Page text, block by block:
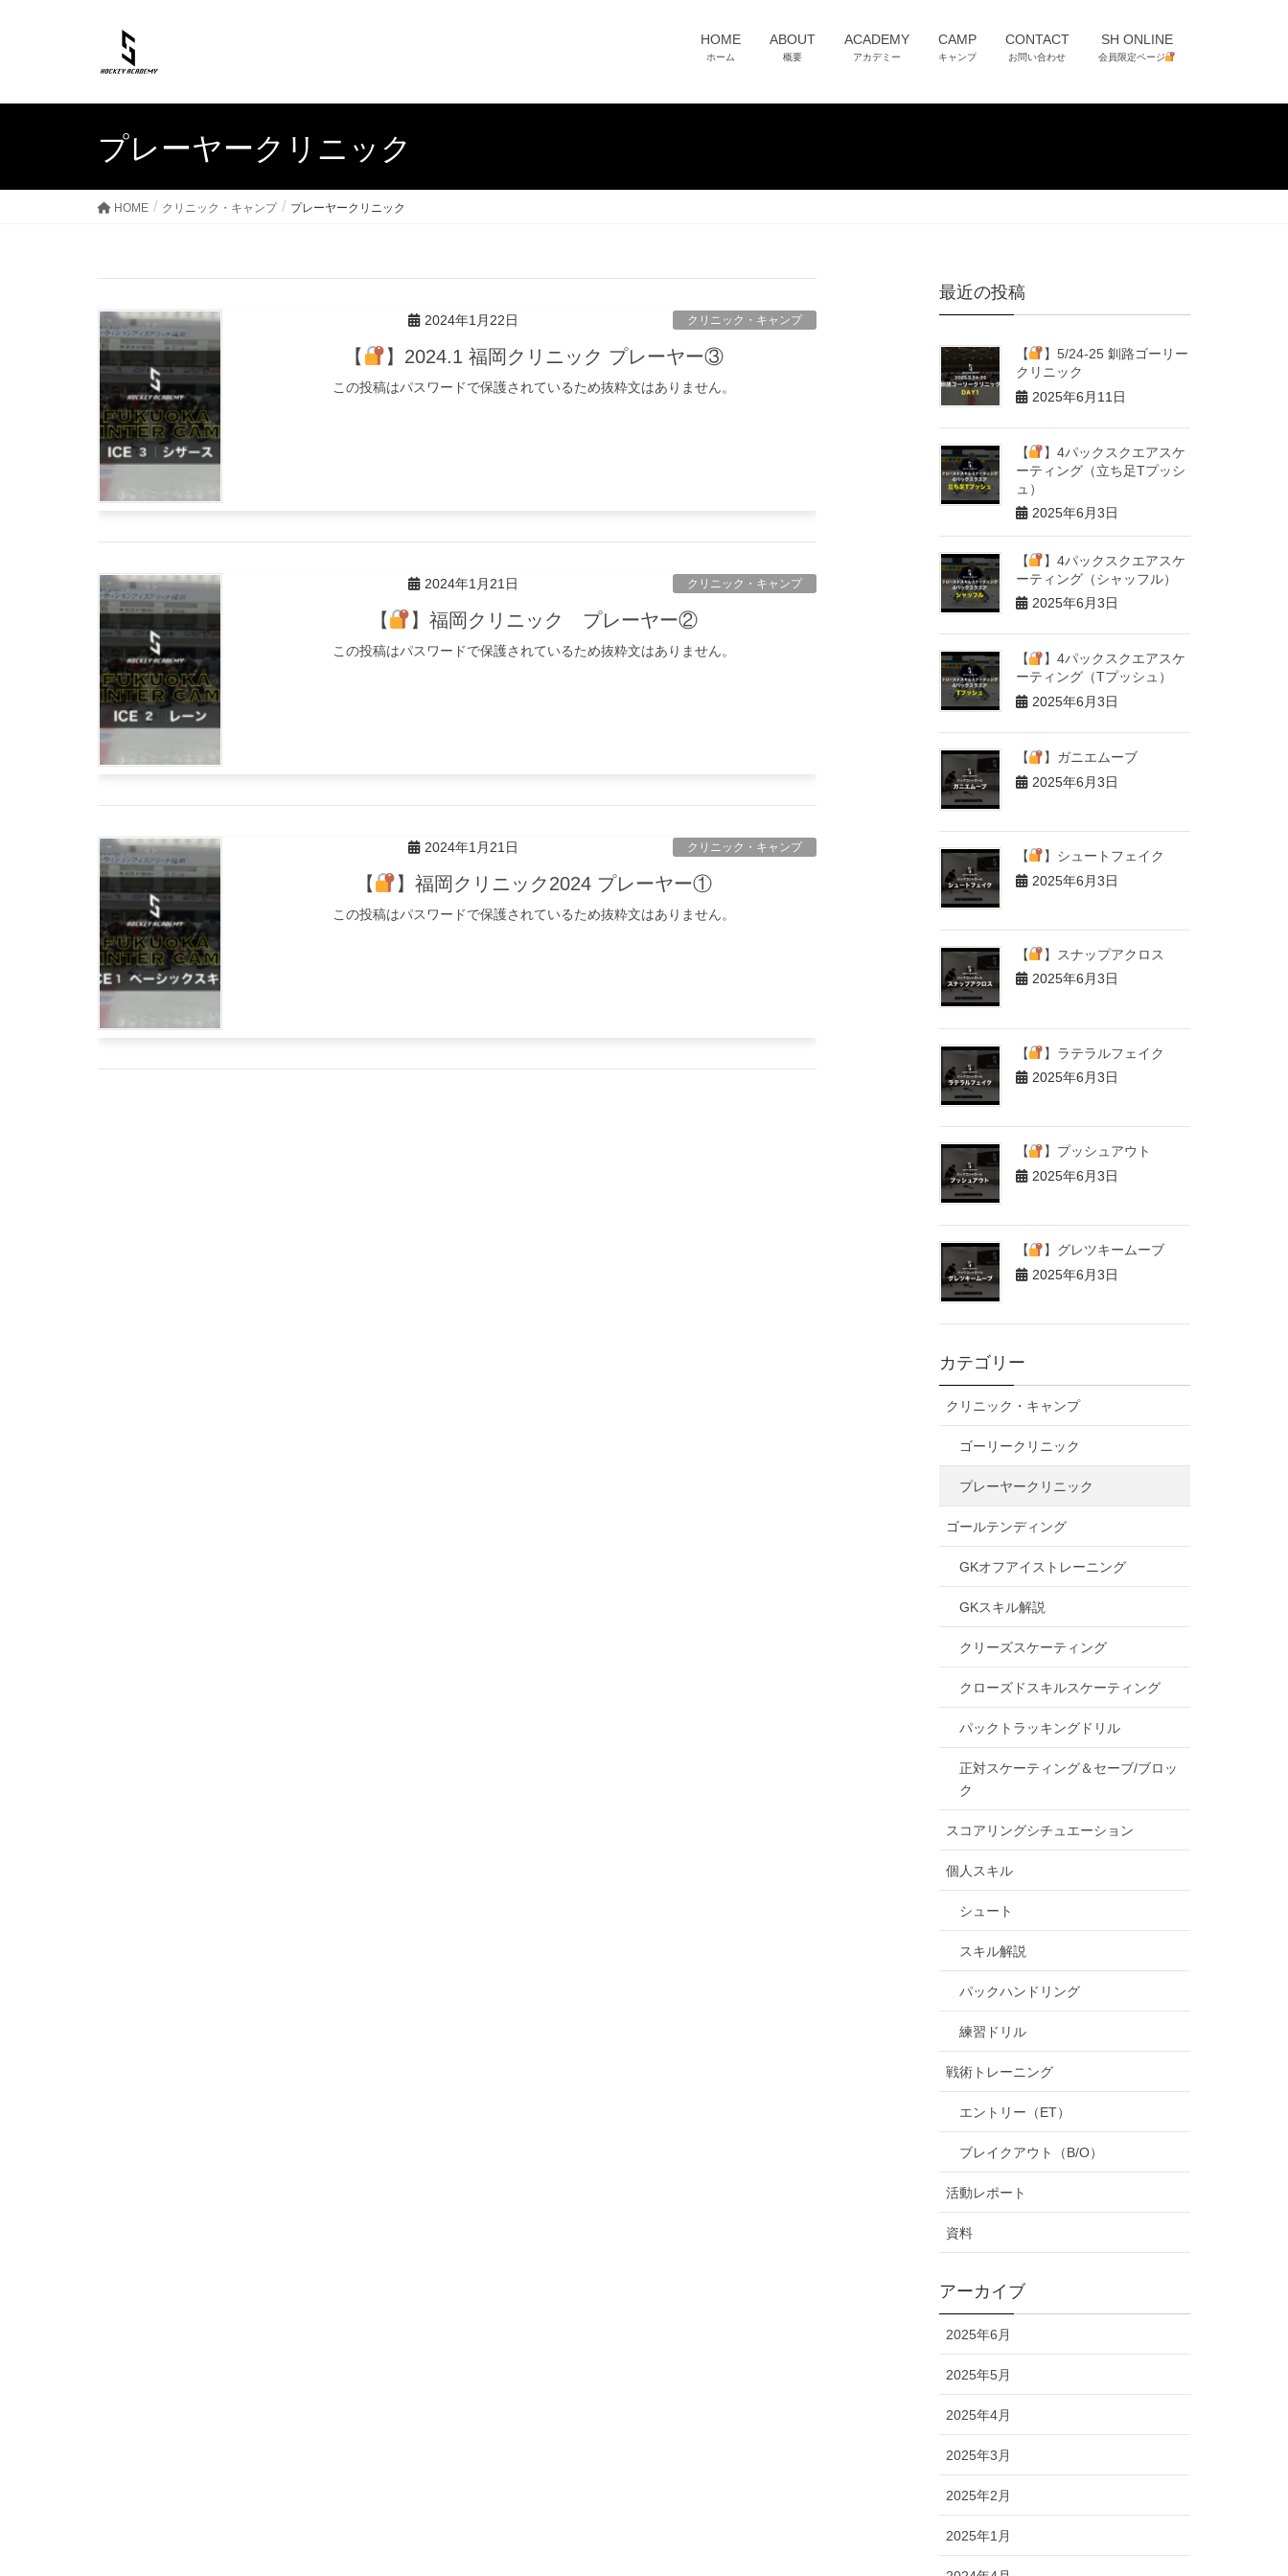
HOME
ホーム
ABOUT
概要
ACADEMY
アカデミー
CAMP
キャンプ
CONTACT
お問い合わせ
SH ONLINE
会員限定ページ
プレーヤークリニック
HOME クリニック・キャンプ プレーヤークリニック
2024年1月22日 クリニック・キャンプ
【 】2024.1 福岡クリニック プレーヤー③
この投稿はパスワードで保護されているため抜粋文はありません。
2024年1月21日 クリニック・キャンプ
【 】福岡クリニック プレーヤー②
この投稿はパスワードで保護されているため抜粋文はありません。
2024年1月21日 クリニック・キャンプ
【 】福岡クリニック2024 プレーヤー①
この投稿はパスワードで保護されているため抜粋文はありません。
最近の投稿
【
】5/24-25 釧路ゴーリー
クリニック
2025年6月11日
【
】4パックスクエアスケ
ーティング（立ち足Tプッシ
ュ）
2025年6月3日
【
】4パックスクエアスケ
ーティング（シャッフル）
2025年6月3日
【
】4パックスクエアスケ
ーティング（Tプッシュ）
2025年6月3日
【
】ガニエムーブ
2025年6月3日
【
】シュートフェイク
2025年6月3日
【
】スナップアクロス
2025年6月3日
【
】ラテラルフェイク
2025年6月3日
【
】プッシュアウト
2025年6月3日
【
】グレツキームーブ
2025年6月3日
カテゴリー
クリニック・キャンプ
ゴーリークリニック
プレーヤークリニック
ゴールテンディング
GKオフアイストレーニング
GKスキル解説
クリーズスケーティング
クローズドスキルスケーティング
パックトラッキングドリル
正対スケーティング＆セーブ/ブロッ
ク
スコアリングシチュエーション
個人スキル
シュート
スキル解説
パックハンドリング
練習ドリル
戦術トレーニング
エントリー（ET）
ブレイクアウト（B/O）
活動レポート
資料
アーカイブ
2025年6月
2025年5月
2025年4月
2025年3月
2025年2月
2025年1月